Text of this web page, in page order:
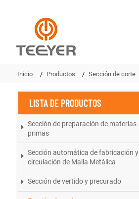
Inicio Productos Sección de corte
LISTA DE PRODUCTOS
Sección de preparación de materias
primas
Sección automática de fabricación y
circulación de Malla Metálica
Sección de vertido y precurado